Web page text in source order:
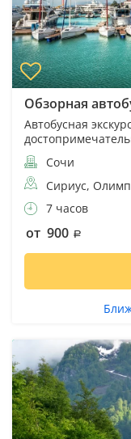
Обзорная
Автобусная
Сочи
Сириус,
7 часов
от 900